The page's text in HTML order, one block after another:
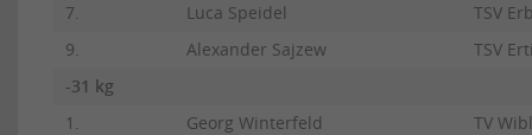
7.
Luca Speidel
TSV
9.
Alexander Sajzew
TSV
-31 kg
1.
Georg Winterfeld TV